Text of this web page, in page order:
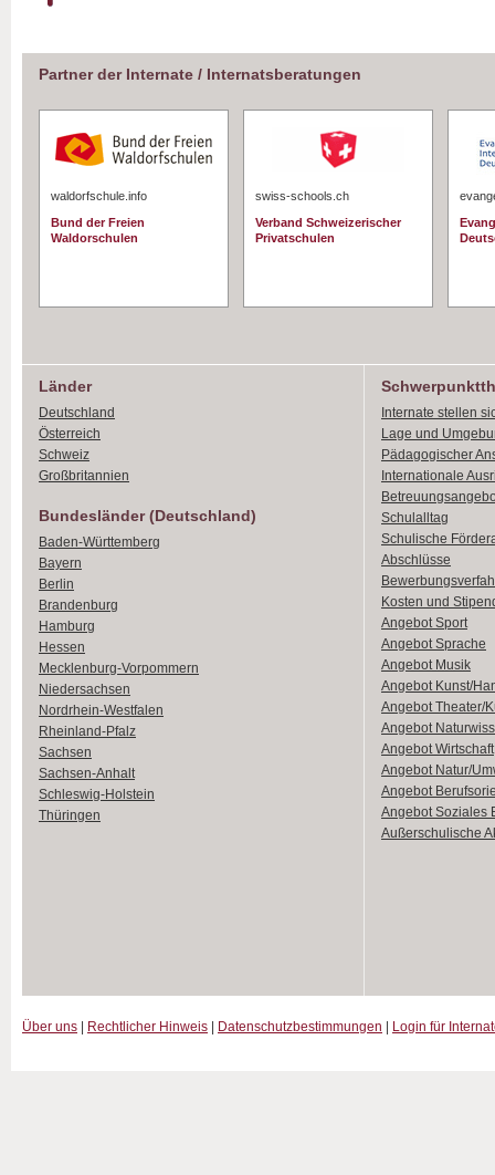
Partner der Internate / Internatsberatungen
waldorfschule.info
Bund der Freien
Waldorschulen
swiss-schools.ch
Verband Schweizerischer
Privatschulen
Länder
Deutschland
Österreich
Schweiz
Großbritannien
Bundesländer (Deutschland)
Baden-Württemberg
Bayern
Berlin
Brandenburg
Hamburg
Hessen
Mecklenburg-Vorpommern
Niedersachsen
Nordrhein-Westfalen
Rheinland-Pfalz
Sachsen
Sachsen-Anhalt
Schleswig-Holstein
Thüringen
Internate stellen
Lage und
Pädagogischer
Internationale
Schulalltag
Schulische
Abschlüsse
Kosten und
Angebot Sport
Angebot Sprache
Angebot Musik
Angebot Kunst/
Angebot Theater/
Angebot
Angebot Wirtschaft
Angebot Natur/
Angebot
Angebot Soziales
Außerschulische
Über uns Rechtlicher Hinweis Datenschutzbestimmungen Login für